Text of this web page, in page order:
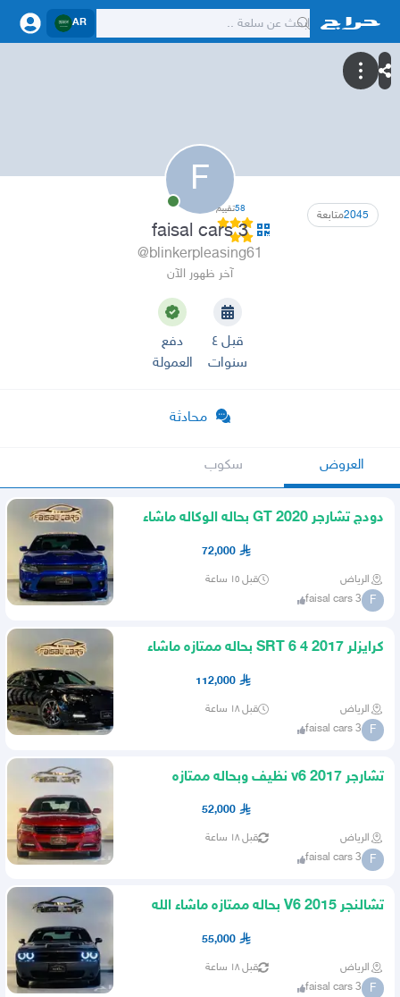
AR
F
2045متابعة 58تقييم
faisal cars 3
@blinkerpleasing61
آخر ظهور الآن
قبل ٤
سنوات
دفع
العمولة
محادثة
العروض سكوب
دودج تشارجر 2020 GT بحاله الوكاله ماشاء
72,000
الرياض قبل ١٥ ساعة
F
faisal cars 3
كرايزلر 2017 SRT 6 4 بحاله ممتازه ماشاء
112,000
الرياض قبل ١٨ ساعة
F
faisal cars 3
تشارجر 2017 v6 نظيف وبحاله ممتازه
52,000
الرياض قبل ١٨ ساعة
F
faisal cars 3
تشالنجر 2015 V6 بحاله ممتازه ماشاء الله
55,000
الرياض قبل ١٨ ساعة
F
faisal cars 3